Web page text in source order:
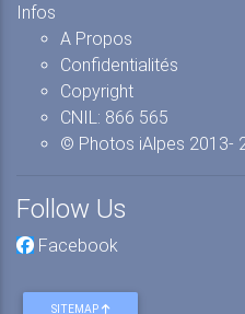
Infos
A Propos
Confidentialités
Copyright
CNIL: 866 565
© Photos iAlpes 2013-
Follow Us
Facebook
SITEMAP